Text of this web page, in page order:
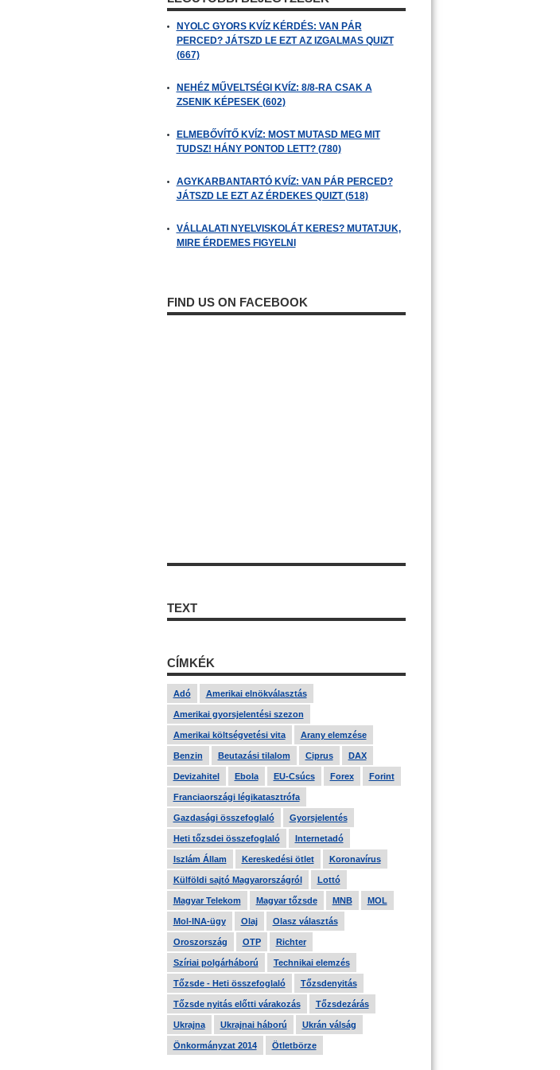
NYOLC GYORS KVÍZ KÉRDÉS: VAN PÁR
PERCED? JÁTSZD LE EZT AZ IZGALMAS QUIZT
(667)
NEHÉZ MŰVELTSÉGI KVÍZ: 8/8-RA CSAK A
ZSENIK KÉPESEK (602)
ELMEBŐVÍTŐ KVÍZ: MOST MUTASD MEG MIT
TUDSZ! HÁNY PONTOD LETT? (780)
AGYKARBANTARTÓ KVÍZ: VAN PÁR PERCED?
JÁTSZD LE EZT AZ ÉRDEKES QUIZT (518)
VÁLLALATI NYELVISKOLÁT KERES? MUTATJUK,
MIRE ÉRDEMES FIGYELNI
FIND US ON FACEBOOK
TEXT
CÍMKÉK
Adó Amerikai elnökválasztás
Amerikai gyorsjelentési szezon
Amerikai költségvetési vita Arany elemzése
Benzin Beutazási tilalom Ciprus DAX
Devizahitel Ebola EU-Csúcs Forex Forint
Franciaországi légikatasztrófa
Gazdasági összefoglaló Gyorsjelentés
Heti tőzsdei összefoglaló Internetadó
Iszlám Állam Kereskedési ötlet Koronavírus
Külföldi sajtó Magyarországról Lottó
Magyar Telekom Magyar tőzsde MNB MOL
Mol-INA-ügy Olaj Olasz választás
Oroszország OTP Richter
Szíriai polgárháború Technikai elemzés
Tőzsde - Heti összefoglaló Tőzsdenyitás
Tőzsde nyitás előtti várakozás Tőzsdezárás
Ukrajna Ukrajnai háború Ukrán válság
Önkormányzat 2014 Ötletbörze